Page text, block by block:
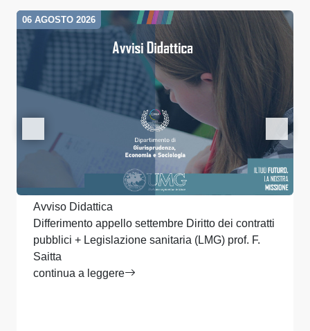
06 AGOSTO 2026
Avviso Didattica
Differimento appello settembre Diritto dei contratti
pubblici + Legislazione sanitaria (LMG) prof. F.
Saitta
continua a leggere